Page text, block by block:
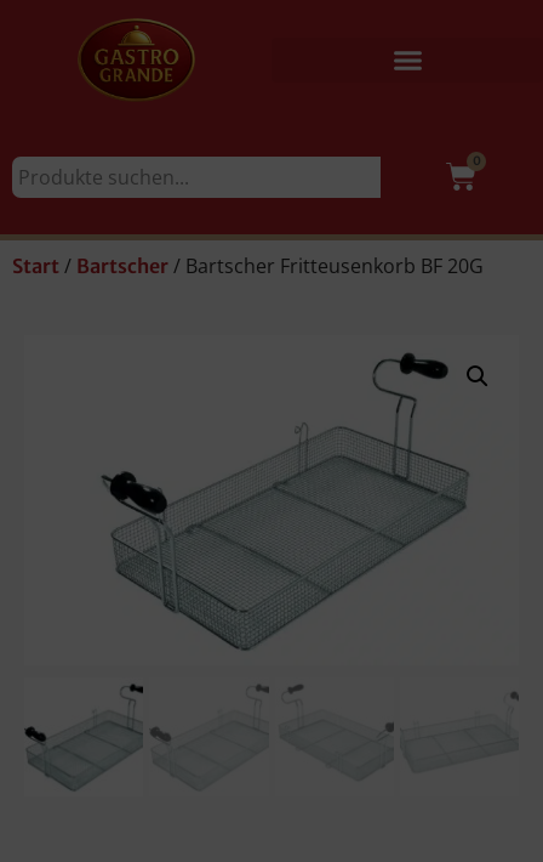
0
Start / Bartscher / Bartscher Fritteusenkorb BF 20G